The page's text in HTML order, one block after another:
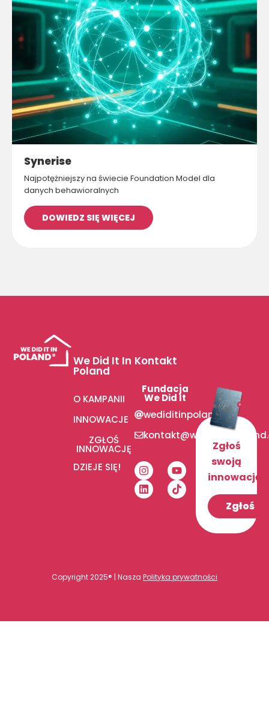
Synerise
Najpotężniejszy na świecie Foundation Model dla
danych behawioralnych
DOWIEDZ SIĘ WIĘCEJ
We Did It In
Poland
O KAMPANII
INNOWACJE
ZGŁOŚ
INNOWACJĘ
DZIEJE SIĘ!
Kontakt
Fundacja
We Did It
wediditinpoland
Zgłoś
swoją
innowację!
Zgłoś
Copyright 2025® | Nasza Polityka prywatności